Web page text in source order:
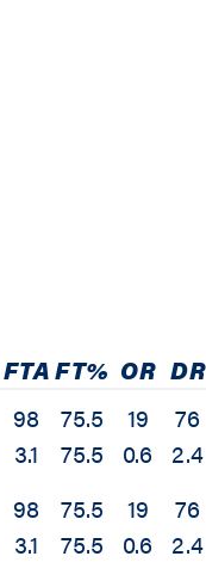
FTAFT% OR DR
98
3.1
75.5
75.5
19
0.6
76
2.4
98
3.1
75.5
75.5
19
0.6
76
2.4